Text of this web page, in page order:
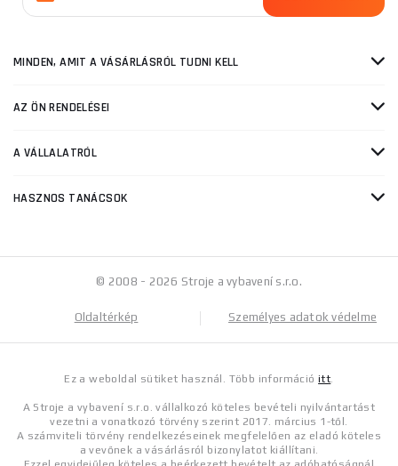
MINDEN, AMIT A VÁSÁRLÁSRÓL TUDNI KELL
AZ ÖN RENDELÉSEI
A VÁLLALATRÓL
HASZNOS TANÁCSOK
© 2008 - 2026 Stroje a vybavení s.r.o.
Oldaltérkép Személyes adatok védelme
Ez a weboldal sütiket használ. Több információitt.
A Stroje a vybavení s.r.o. vállalkozó köteles bevételi nyilvántartást
vezetni a vonatkozó törvény szerint 2017. március 1-től.
A számviteli törvény rendelkezéseinek megfelelően az eladó köteles
a vevőnek a vásárlásról bizonylatot kiállítani.